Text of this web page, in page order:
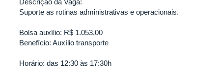
Descrição da Vaga:
Suporte as rotinas administrativas e operacionais.
Bolsa auxílio: R$ 1.053,00
Benefício: Auxílio transporte
Horário: das 12:30 às 17:30h